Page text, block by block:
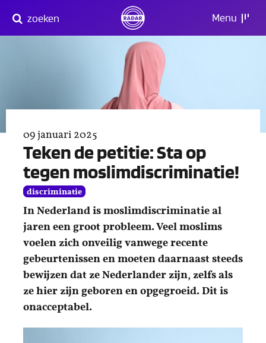
naar
content
zoeken Menu
09 januari 2025
Teken de petitie: Sta op
tegen moslimdiscriminatie!
discriminatie
In Nederland is moslimdiscriminatie al
jaren een groot probleem. Veel moslims
voelen zich onveilig vanwege recente
gebeurtenissen en moeten daarnaast steeds
bewijzen dat ze Nederlander zijn, zelfs als
ze hier zijn geboren en opgegroeid. Dit is
onacceptabel.